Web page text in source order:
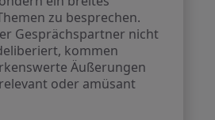
zu besprechen.
Gesprächspartner nicht
kommen
Äußerungen
oder amüsant